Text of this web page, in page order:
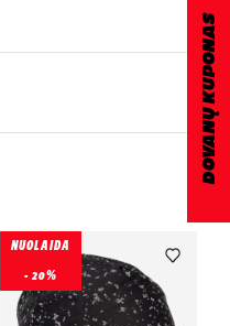
NUOLAIDA
- 20%
DOVANŲ KUPONAS